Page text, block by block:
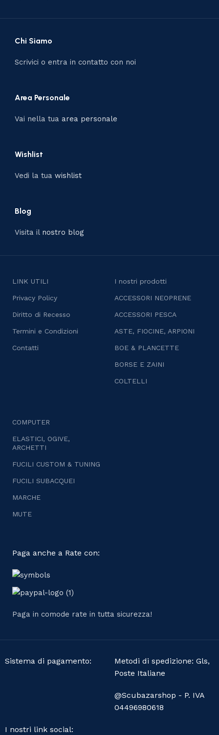
Chi Siamo
Scrivici o entra in contatto con noi
Area Personale
Vai nella tuaarea personale
Wishlist
Vedi la tuawishlist
Blog
Visita il nostro blog
LINK UTILI
Privacy Policy
Diritto di Recesso
Termini e Condizioni
Contatti
I nostri prodotti
ACCESSORI NEOPRENE
ACCESSORI PESCA
ASTE, FIOCINE, ARPIONI
BOE & PLANCETTE
BORSE E ZAINI
COLTELLI
COMPUTER
ELASTICI, OGIVE,
ARCHETTI
FUCILI CUSTOM & TUNING
FUCILI SUBACQUEI
MARCHE
MUTE
Paga anche a Rate con:
Paga in comode rate in tutta sicurezza!
Sistema di pagamento:
Metodi di spedizione: Gls,
Poste Italiane
@Scubazarshop - P. IVA
04496980618
I nostri link social: